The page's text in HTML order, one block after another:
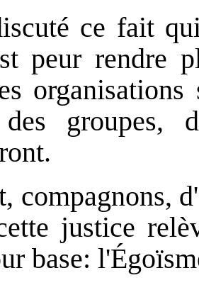
ce fait
peur rendre
groupes,
compagnons,
justice
base: